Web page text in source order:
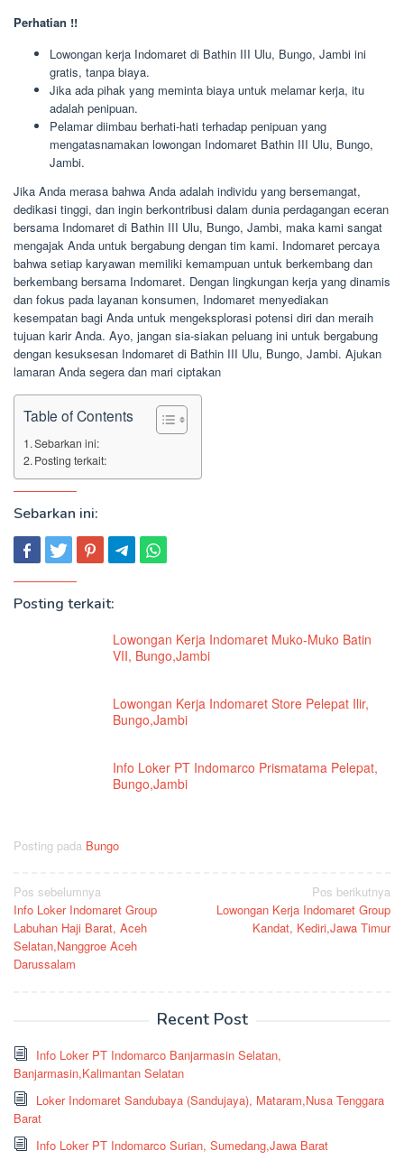
Perhatian !!
Lowongan kerja Indomaret di Bathin III Ulu, Bungo, Jambi ini
gratis, tanpa biaya.
Jika ada pihak yang meminta biaya untuk melamar kerja, itu
adalah penipuan.
Pelamar diimbau berhati-hati terhadap penipuan yang
mengatasnamakan lowongan Indomaret Bathin III Ulu, Bungo,
Jambi.
Jika Anda merasa bahwa Anda adalah individu yang bersemangat,
dedikasi tinggi, dan ingin berkontribusi dalam dunia perdagangan eceran
bersama Indomaret di Bathin III Ulu, Bungo, Jambi, maka kami sangat
mengajak Anda untuk bergabung dengan tim kami. Indomaret percaya
bahwa setiap karyawan memiliki kemampuan untuk berkembang dan
berkembang bersama Indomaret. Dengan lingkungan kerja yang dinamis
dan fokus pada layanan konsumen, Indomaret menyediakan
kesempatan bagi Anda untuk mengeksplorasi potensi diri dan meraih
tujuan karir Anda. Ayo, jangan sia-siakan peluang ini untuk bergabung
dengan kesuksesan Indomaret di Bathin III Ulu, Bungo, Jambi. Ajukan
lamaran Anda segera dan mari ciptakan
Table of Contents
Sebarkan ini:
Posting terkait:
Sebarkan ini:
Posting terkait:
Lowongan Kerja Indomaret Muko-Muko Batin
VII, Bungo,Jambi
Lowongan Kerja Indomaret Store Pelepat Ilir,
Bungo,Jambi
Info Loker PT Indomarco Prismatama Pelepat,
Bungo,Jambi
Posting pada Bungo
Navigasi
pos
Pos sebelumnya
Info Loker Indomaret Group
Labuhan Haji Barat, Aceh
Selatan,Nanggroe Aceh
Darussalam
Pos berikutnya
Lowongan Kerja Indomaret Group
Kandat, Kediri,Jawa Timur
Recent Post
Info Loker PT Indomarco Banjarmasin Selatan,
Banjarmasin,Kalimantan Selatan
Loker Indomaret Sandubaya (Sandujaya), Mataram,Nusa Tenggara
Barat
Info Loker PT Indomarco Surian, Sumedang,Jawa Barat